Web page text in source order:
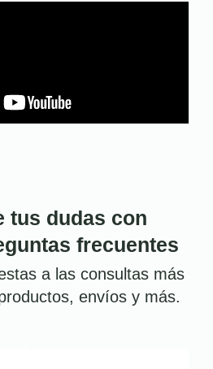
tus dudas con
frecuentes
a las consultas más
envíos y más.